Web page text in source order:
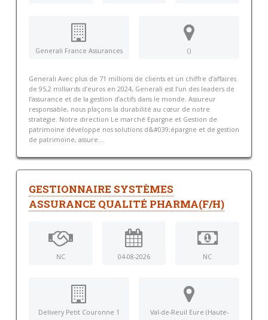
Generali France Assurances ()
Generali Avec plus de 71 millions de clients et un chiffre d’affaires
de 95,2 milliards d’euros en 2024, Generali est l’un des leaders de
l’assurance et de la gestion d’actifs dans le monde. Assureur
responsable, nous plaçons la durabilité au cœur de notre
stratégie. Notre direction Le marché Epargne et Gestion de
patrimoine développe nos solutions d&#039;épargne et de gestion
de patrimoine, assure...
GESTIONNAIRE SYSTÈMES
ASSURANCE QUALITÉ PHARMA(F/H)
NC 04-08-2026 NC
Delivery Petit Couronne 1
Val-de-Reuil Eure (Haute-